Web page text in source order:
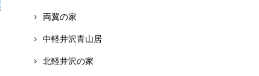
両翼の家
中軽井沢青山居
北軽井沢の家